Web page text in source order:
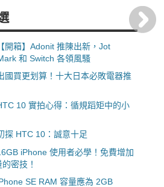
【開箱】Adonit 推陳出新，Jot
和 Switch 各領風騷
國買更划算！十大日本必敗電器推
10 實拍心得：循規蹈矩中的小
探 HTC 10：誠意十足
iPhone 使用者必學！免費增加
密技！
SE RAM 容量應為 2GB